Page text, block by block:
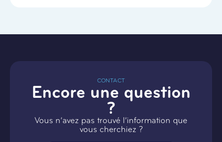
CONTACT
Encore une question
?
Vous n’avez pas trouvé l’information que
vous cherchiez ?